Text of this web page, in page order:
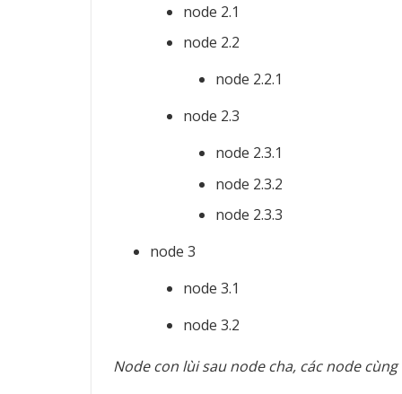
node 2.1
node 2.2
node 2.2.1
node 2.3
node 2.3.1
node 2.3.2
node 2.3.3
node 3
node 3.1
node 3.2
Node con lùi sau node cha, các node